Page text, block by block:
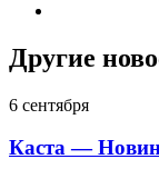
Другие
6 сентября
Каста —